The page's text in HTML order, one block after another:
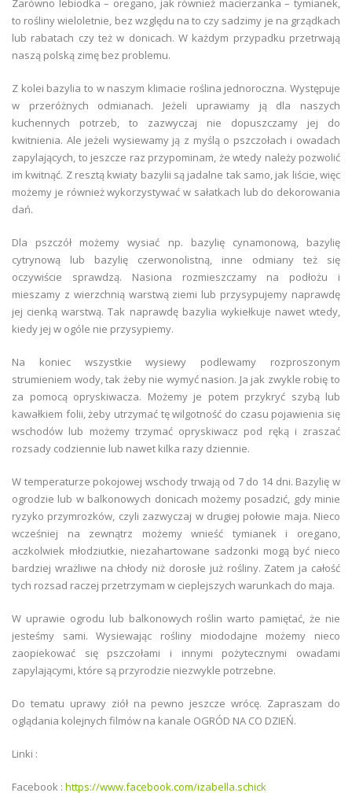
Zarówno lebiodka – oregano, jak również macierzanka – tymianek,
to rośliny wieloletnie, bez względu na to czy sadzimy je na grządkach
lub rabatach czy też w donicach. W każdym przypadku przetrwają
naszą polską zimę bez problemu.
Z kolei bazylia to w naszym klimacie roślina jednoroczna. Występuje
w przeróżnych odmianach. Jeżeli uprawiamy ją dla naszych
kuchennych potrzeb, to zazwyczaj nie dopuszczamy jej do
kwitnienia. Ale jeżeli wysiewamy ją z myślą o pszczołach i owadach
zapylających, to jeszcze raz przypominam, że wtedy należy pozwolić
im kwitnąć. Z resztą kwiaty bazylii są jadalne tak samo, jak liście, więc
możemy je również wykorzystywać w sałatkach lub do dekorowania
dań.
Dla pszczół możemy wysiać np. bazylię cynamonową, bazylię
cytrynową lub bazylię czerwonolistną, inne odmiany też się
oczywiście sprawdzą. Nasiona rozmieszczamy na podłożu i
mieszamy z wierzchnią warstwą ziemi lub przysypujemy naprawdę
jej cienką warstwą. Tak naprawdę bazylia wykiełkuje nawet wtedy,
kiedy jej w ogóle nie przysypiemy.
Na koniec wszystkie wysiewy podlewamy rozproszonym
strumieniem wody, tak żeby nie wymyć nasion. Ja jak zwykle robię to
za pomocą opryskiwacza. Możemy je potem przykryć szybą lub
kawałkiem folii, żeby utrzymać tę wilgotność do czasu pojawienia się
wschodów lub możemy trzymać opryskiwacz pod ręką i zraszać
rozsady codziennie lub nawet kilka razy dziennie.
W temperaturze pokojowej wschody trwają od 7 do 14 dni. Bazylię w
ogrodzie lub w balkonowych donicach możemy posadzić, gdy minie
ryzyko przymrozków, czyli zazwyczaj w drugiej połowie maja. Nieco
wcześniej na zewnątrz możemy wnieść tymianek i oregano,
aczkolwiek młodziutkie, niezahartowane sadzonki mogą być nieco
bardziej wrażliwe na chłody niż dorosłe już rośliny. Zatem ja całość
tych rozsad raczej przetrzymam w cieplejszych warunkach do maja.
W uprawie ogrodu lub balkonowych roślin warto pamiętać, że nie
jesteśmy sami. Wysiewając rośliny miododajne możemy nieco
zaopiekować się pszczołami i innymi pożytecznymi owadami
zapylającymi, które są przyrodzie niezwykle potrzebne.
Do tematu uprawy ziół na pewno jeszcze wrócę. Zapraszam do
oglądania kolejnych filmów na kanale OGRÓD NA CO DZIEŃ.
Linki :
Facebook : https://www.facebook.com/izabella.schick